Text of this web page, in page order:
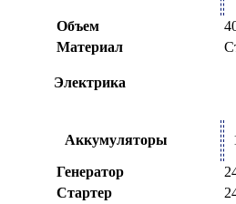
Объем
Материал
Электрика
Аккумуляторы
Генератор
Стартер